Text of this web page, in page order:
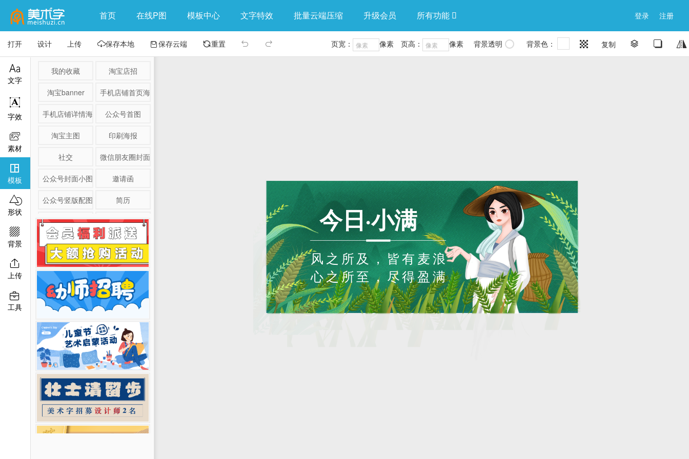
首页 在线P图 模板中心 文字特效 批量云端压缩 升级会员 所有功能  登录 注册
打开 设计 上传 保存本地 保存云端 重置   页宽： 像素 页高： 像素 背景透明 背景色：  复制   

文字

字效

素材

模板

形状

背景

上传

工具
我的收藏 淘宝店招
淘宝banner 手机店铺首页海报
手机店铺详情海报 公众号首图
淘宝主图 印刷海报
社交 微信朋友圈封面
公众号封面小图 邀请函
公众号竖版配图 简历
淘宝详情页 产品展示图
移动端淘宝banner二维码模板图片